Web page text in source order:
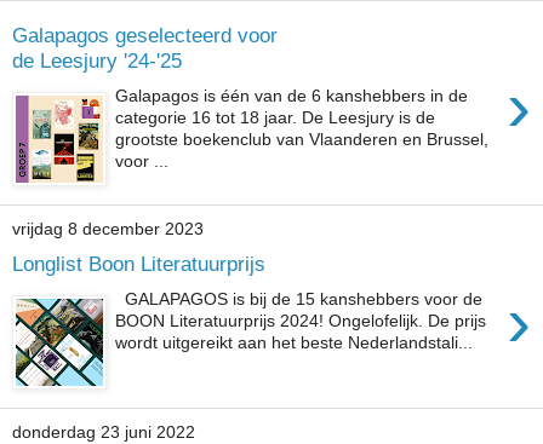
Galapagos geselecteerd voor
de Leesjury '24-'25
›
Galapagos is één van de 6 kanshebbers in de
categorie 16 tot 18 jaar. De Leesjury is de
grootste boekenclub van Vlaanderen en Brussel,
voor ...
vrijdag 8 december 2023
Longlist Boon Literatuurprijs
›
GALAPAGOS is bij de 15 kanshebbers voor de
BOON Literatuurprijs 2024! Ongelofelijk. De prijs
wordt uitgereikt aan het beste Nederlandstali...
donderdag 23 juni 2022